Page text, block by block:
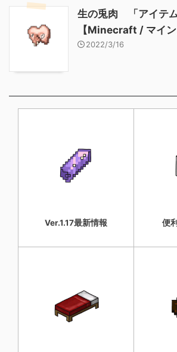
生の兎肉 「アイテム
【Minecraft / マイン
2022/3/16
Ver.1.17最新情報 便